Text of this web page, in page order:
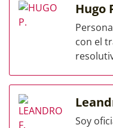
Hugo
con el
Soy